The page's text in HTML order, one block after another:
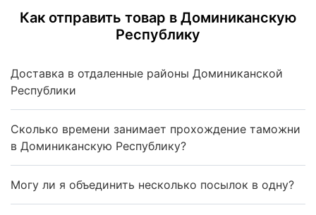
Как отправить товар в Доминиканскую
Республику
Доставка в отдаленные районы Доминиканской
Республики
Сколько времени занимает прохождение таможни
в Доминиканскую Республику?
Могу ли я объединить несколько посылок в одну?